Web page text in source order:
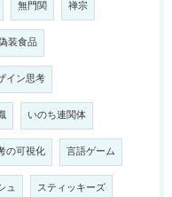
無門関 禅宗
装食品
イン思考
いのち連関体
の可視化 言語ゲーム
ュ スティッキーズ